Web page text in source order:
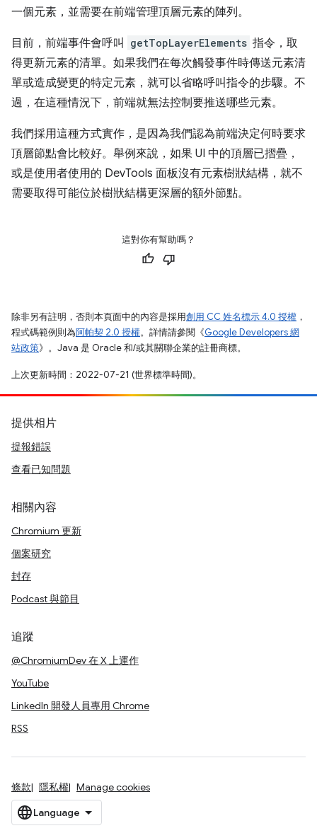
一個元素，並需要在前端管理頂層元素的陣列。
目前，前端事件會呼叫 getTopLayerElements 指令，取
得更新元素的清單。如果我們在每次觸發事件時傳送元素清
單或造成變更的特定元素，就可以省略呼叫指令的步驟。不
過，在這種情況下，前端就無法控制要推送哪些元素。
我們採用這種方式實作，是因為我們認為前端決定何時要求
頂層節點會比較好。舉例來說，如果 UI 中的頂層已摺疊，
或是使用者使用的 DevTools 面板沒有元素樹狀結構，就不
需要取得可能位於樹狀結構更深層的額外節點。
這對你有幫助嗎？
除非另有註明，否則本頁面中的內容是採用創用 CC 姓名標示 4.0 授權 ，
程式碼範例則為阿帕契 2.0 授權。詳情請參閱《Google Developers 網
站政策》。Java 是 Oracle 和/或其關聯企業的註冊商標。
上次更新時間：2022-07-21 (世界標準時間)。
提供相片
提報錯誤
查看已知問題
相關內容
Chromium 更新
個案研究
封存
Podcast 與節目
追蹤
@ChromiumDev 在 X 上運作
YouTube
LinkedIn 開發人員專用 Chrome
RSS
條款 隱私權 Manage cookies